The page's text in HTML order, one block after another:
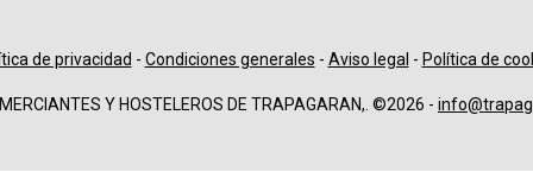
de privacidad - Condiciones generales - Aviso legal - Política de
Y HOSTELEROS DE TRAPAGARAN,. ©2026 -